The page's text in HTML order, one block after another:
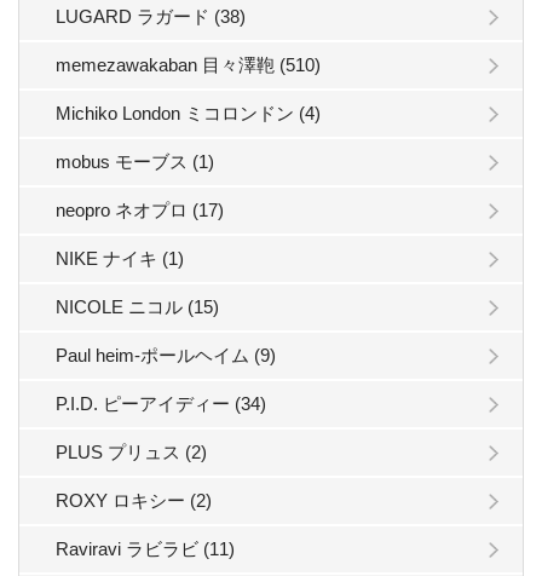
LUGARD ラガード (38)
memezawakaban 目々澤鞄 (510)
Michiko London ミコロンドン (4)
mobus モーブス (1)
neopro ネオプロ (17)
NIKE ナイキ (1)
NICOLE ニコル (15)
Paul heim-ポールヘイム (9)
P.I.D. ピーアイディー (34)
PLUS プリュス (2)
ROXY ロキシー (2)
Raviravi ラビラビ (11)